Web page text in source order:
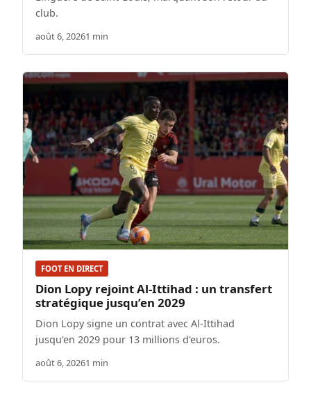
club.
août 6, 20261 min
FOOT EN DIRECT
Dion Lopy rejoint Al-Ittihad : un transfert
stratégique jusqu’en 2029
Dion Lopy signe un contrat avec Al-Ittihad
jusqu'en 2029 pour 13 millions d'euros.
août 6, 20261 min